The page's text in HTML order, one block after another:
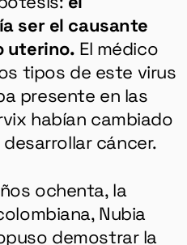
ser el causante
uterino. El médico
tipos de este virus
presente en las
habían cambiado
cáncer.
ochenta, la
Nubia
demostrar la